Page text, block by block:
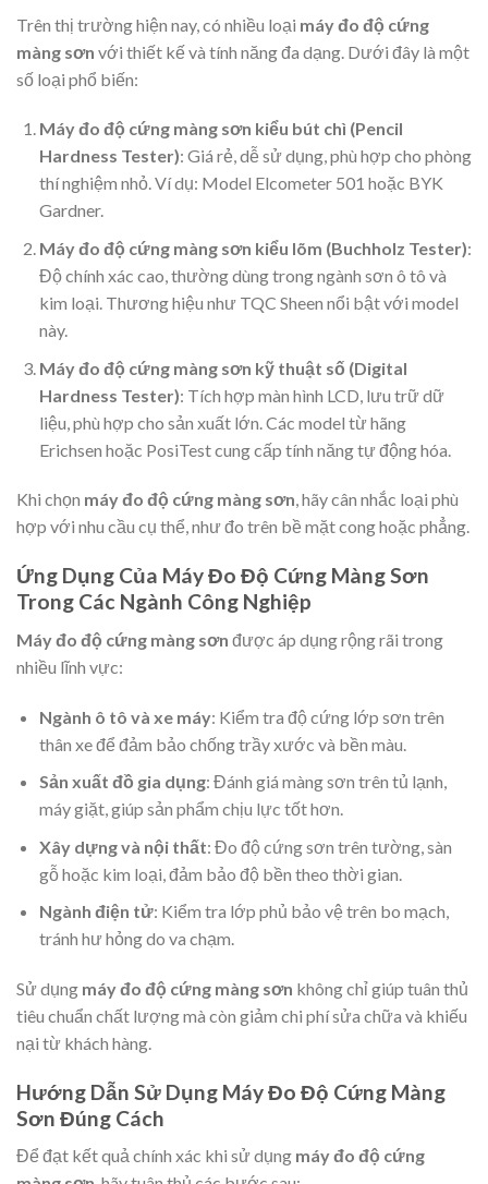
Trên thị trường hiện nay, có nhiều loại máy đo độ cứng
màng sơn với thiết kế và tính năng đa dạng. Dưới đây là một
số loại phổ biến:
Máy đo độ cứng màng sơn kiểu bút chì (Pencil
Hardness Tester): Giá rẻ, dễ sử dụng, phù hợp cho phòng
thí nghiệm nhỏ. Ví dụ: Model Elcometer 501 hoặc BYK
Gardner.
Máy đo độ cứng màng sơn kiểu lõm (Buchholz Tester):
Độ chính xác cao, thường dùng trong ngành sơn ô tô và
kim loại. Thương hiệu như TQC Sheen nổi bật với model
này.
Máy đo độ cứng màng sơn kỹ thuật số (Digital
Hardness Tester): Tích hợp màn hình LCD, lưu trữ dữ
liệu, phù hợp cho sản xuất lớn. Các model từ hãng
Erichsen hoặc PosiTest cung cấp tính năng tự động hóa.
Khi chọn máy đo độ cứng màng sơn, hãy cân nhắc loại phù
hợp với nhu cầu cụ thể, như đo trên bề mặt cong hoặc phẳng.
Ứng Dụng Của Máy Đo Độ Cứng Màng Sơn
Trong Các Ngành Công Nghiệp
Máy đo độ cứng màng sơn được áp dụng rộng rãi trong
nhiều lĩnh vực:
Ngành ô tô và xe máy: Kiểm tra độ cứng lớp sơn trên
thân xe để đảm bảo chống trầy xước và bền màu.
Sản xuất đồ gia dụng: Đánh giá màng sơn trên tủ lạnh,
máy giặt, giúp sản phẩm chịu lực tốt hơn.
Xây dựng và nội thất: Đo độ cứng sơn trên tường, sàn
gỗ hoặc kim loại, đảm bảo độ bền theo thời gian.
Ngành điện tử: Kiểm tra lớp phủ bảo vệ trên bo mạch,
tránh hư hỏng do va chạm.
Sử dụng máy đo độ cứng màng sơn không chỉ giúp tuân thủ
tiêu chuẩn chất lượng mà còn giảm chi phí sửa chữa và khiếu
nại từ khách hàng.
Hướng Dẫn Sử Dụng Máy Đo Độ Cứng Màng
Sơn Đúng Cách
Để đạt kết quả chính xác khi sử dụng máy đo độ cứng